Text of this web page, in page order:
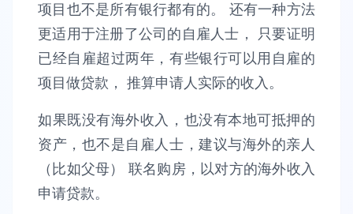
项目也不是所有银行都有的。 还有一种方法
更适用于注册了公司的自雇人士， 只要证明
已经自雇超过两年，有些银行可以用自雇的
项目做贷款， 推算申请人实际的收入。
如果既没有海外收入，也没有本地可抵押的
资产，也不是自雇人士，建议与海外的亲人
（比如父母） 联名购房，以对方的海外收入
申请贷款。